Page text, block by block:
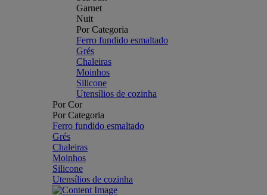
Garnet
Nuit
Por Categoria
Ferro fundido esmaltado
Grés
Chaleiras
Moinhos
Silicone
Utensílios de cozinha
Por Cor
Por Categoria
Ferro fundido esmaltado
Grés
Chaleiras
Moinhos
Silicone
Utensílios de cozinha